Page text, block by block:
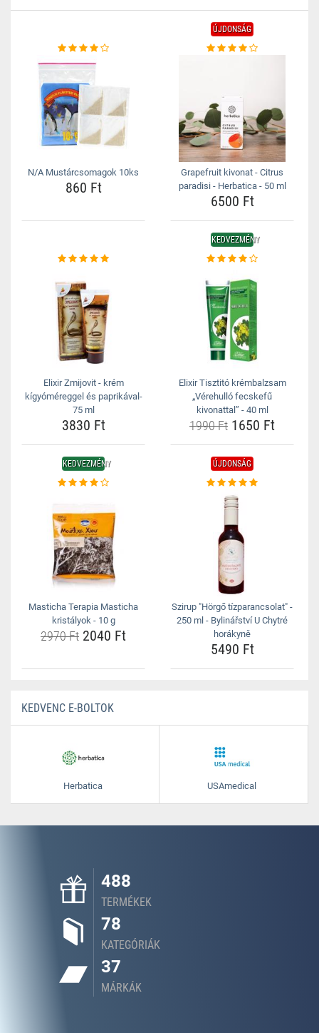
N/A Mustárcsomagok 10ks
860 Ft
ÚJDONSÁG
Grapefruit kivonat - Citrus
paradisi - Herbatica - 50 ml
6500 Ft
Elixir Zmijovit - krém
kígyóméreggel és paprikával-
75 ml
3830 Ft
KEDVEZMÉNY
Elixir Tisztitó krémbalzsam
„Vérehulló fecskefű
kivonattal” - 40 ml
1990 Ft 1650 Ft
KEDVEZMÉNY
Masticha Terapia Masticha
kristályok - 10 g
2970 Ft 2040 Ft
ÚJDONSÁG
Szirup "Hörgő tízparancsolat" -
250 ml - Bylinářství U Chytré
horákyně
5490 Ft
KEDVENC E-BOLTOK
Herbatica USAmedical
488
TERMÉKEK
78
KATEGÓRIÁK
37
MÁRKÁK